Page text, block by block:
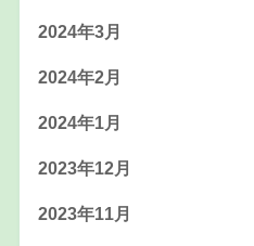
2024年3月
2024年2月
2024年1月
2023年12月
2023年11月